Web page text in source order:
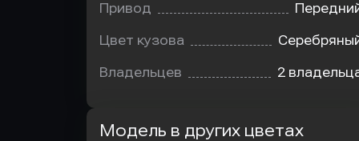
Привод
Цвет кузова
Владельцев 2
Модель в других цветах